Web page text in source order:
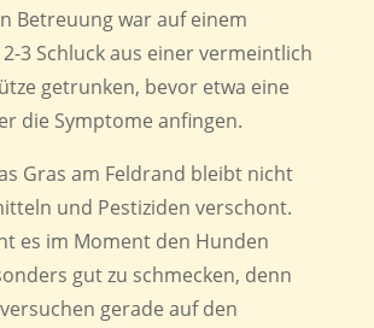
Betreuung war auf einem
3 Schluck aus einer vermeintlich
getrunken, bevor etwa eine
die Symptome anfingen.
Gras am Feldrand bleibt nicht
und Pestiziden verschont.
es im Moment den Hunden
gut zu schmecken, denn
gerade auf den